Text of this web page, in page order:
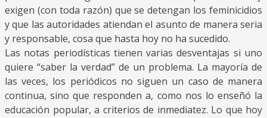
exigen (con toda razón) que se detengan los feminicidios
y que las autoridades atiendan el asunto de manera seria
y responsable, cosa que hasta hoy no ha sucedido.
Las notas periodísticas tienen varias desventajas si uno
quiere “saber la verdad” de un problema. La mayoría de
las veces, los periódicos no siguen un caso de manera
continua, sino que responden a, como nos lo enseñó la
educación popular, a criterios de inmediatez. Lo que hoy